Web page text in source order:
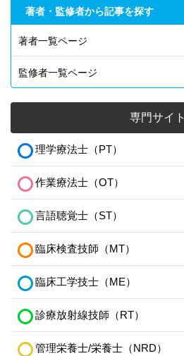
著者・監修者から記事を探す
著者一覧ページ
監修者一覧ページ
専門サイト
理学療法士（PT）
作業療法士（OT）
言語聴覚士（ST）
臨床検査技師（MT）
臨床工学技士（ME）
診療放射線技師（RT）
管理栄養士/栄養士（NRD）